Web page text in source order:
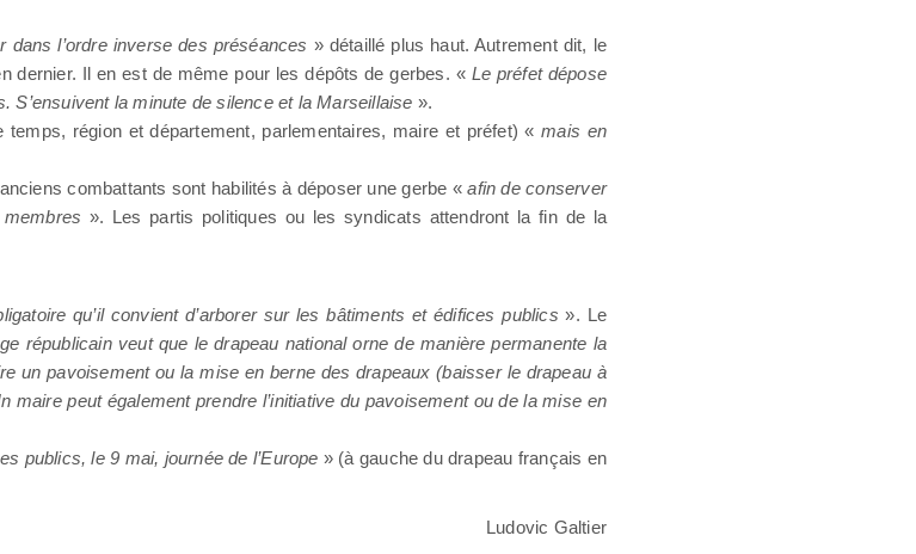
dans l’ordre inverse des préséances » détaillé plus haut. Autrement dit, le
dernier. Il en est de même pour les dépôts de gerbes. « Le préfet dépose
S’ensuivent la minute de silence et la Marseillaise ».
région et département, parlementaires, maire et préfet) «mais en
combattants sont habilités à déposer une gerbe «afin de conserver
». Les partis politiques ou les syndicats attendront la fin de la
qu’il convient d’arborer sur les bâtiments et édifices publics». Le
républicain veut que le drapeau national orne de manière permanente la
un pavoisement ou la mise en berne des drapeaux (baisser le drapeau à
peut également prendre l’initiative du pavoisement ou de la mise en
publics, le 9 mai, journée de l’Europe » (à gauche du drapeau français en
Ludovic Galtier